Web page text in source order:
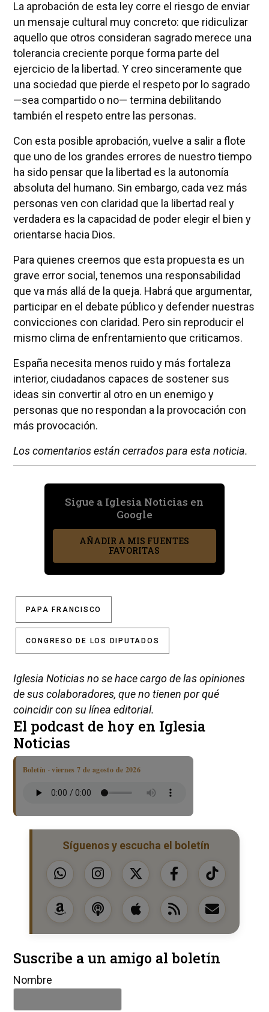
La aprobación de esta ley corre el riesgo de enviar
un mensaje cultural muy concreto: que ridiculizar
aquello que otros consideran sagrado merece una
tolerancia creciente porque forma parte del
ejercicio de la libertad. Y creo sinceramente que
una sociedad que pierde el respeto por lo sagrado
—sea compartido o no— termina debilitando
también el respeto entre las personas.
Con esta posible aprobación, vuelve a salir a flote
que uno de los grandes errores de nuestro tiempo
ha sido pensar que la libertad es la autonomía
absoluta del humano. Sin embargo, cada vez más
personas ven con claridad que la libertad real y
verdadera es la capacidad de poder elegir el bien y
orientarse hacia Dios.
Para quienes creemos que esta propuesta es un
grave error social, tenemos una responsabilidad
que va más allá de la queja. Habrá que argumentar,
participar en el debate público y defender nuestras
convicciones con claridad. Pero sin reproducir el
mismo clima de enfrentamiento que criticamos.
España necesita menos ruido y más fortaleza
interior, ciudadanos capaces de sostener sus
ideas sin convertir al otro en un enemigo y
personas que no respondan a la provocación con
más provocación.
Los comentarios están cerrados para esta noticia.
Sigue a Iglesia Noticias en
Google
AÑADIR A MIS FUENTES
FAVORITAS
PAPA FRANCISCO
CONGRESO DE LOS DIPUTADOS
Iglesia Noticias no se hace cargo de las opiniones
de sus colaboradores, que no tienen por qué
coincidir con su línea editorial.
El podcast de hoy en Iglesia
Noticias
Boletín · viernes 7 de agosto de 2026
Síguenos y escucha el boletín
Suscribe a un amigo al boletín
Nombre